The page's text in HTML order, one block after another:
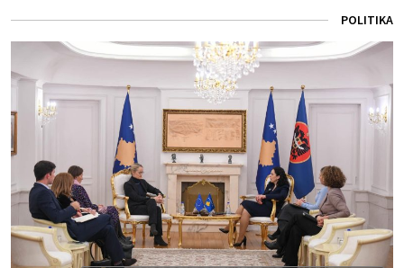
POLITIKA